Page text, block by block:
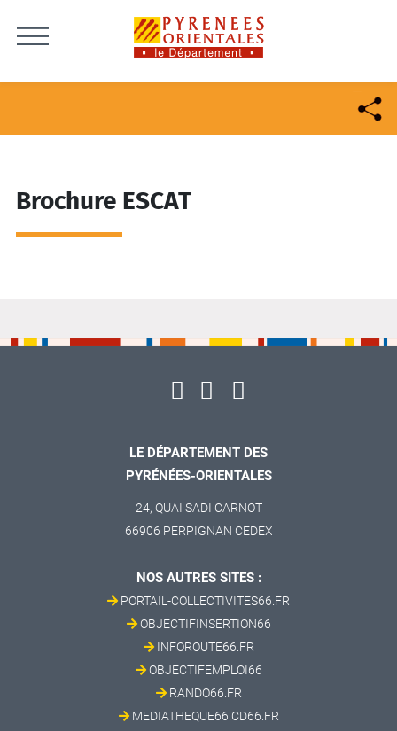
Brochure ESCAT
LE DÉPARTEMENT DES
PYRÉNÉES-ORIENTALES
24, QUAI SADI CARNOT
66906 PERPIGNAN CEDEX
NOS AUTRES SITES :
PORTAIL-COLLECTIVITES66.FR
OBJECTIFINSERTION66
INFOROUTE66.FR
OBJECTIFEMPLOI66
RANDO66.FR
MEDIATHEQUE66.CD66.FR